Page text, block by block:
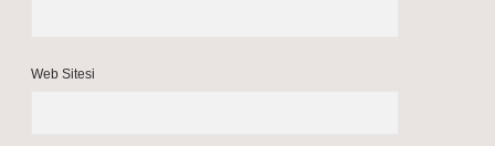
Web Sitesi